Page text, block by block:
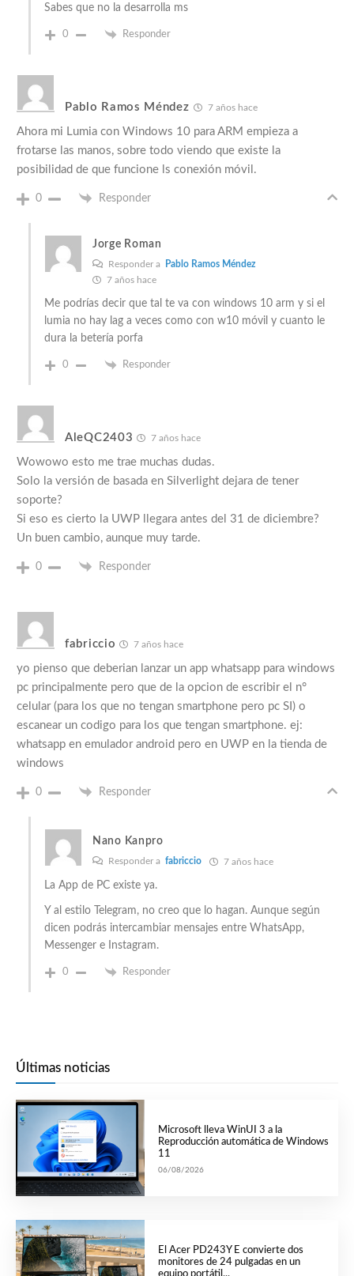
Sabes que no la desarrolla ms
0 Responder
Pablo Ramos Méndez 7 años hace
Ahora mi Lumia con Windows 10 para ARM empieza a
frotarse las manos, sobre todo viendo que existe la
posibilidad de que funcione ls conexión móvil.
0 Responder
Jorge Roman
Responder a
Pablo Ramos Méndez
7 años hace
Me podrías decir que tal te va con windows 10 arm y si el
lumia no hay lag a veces como con w10 móvil y cuanto le
dura la betería porfa
0 Responder
AleQC2403 7 años hace
Wowowo esto me trae muchas dudas.
Solo la versión de basada en Silverlight dejara de tener
soporte?
Si eso es cierto la UWP llegara antes del 31 de diciembre?
Un buen cambio, aunque muy tarde.
0 Responder
fabriccio 7 años hace
yo pienso que deberian lanzar un app whatsapp para windows
pc principalmente pero que de la opcion de escribir el n°
celular (para los que no tengan smartphone pero pc SI) o
escanear un codigo para los que tengan smartphone. ej:
whatsapp en emulador android pero en UWP en la tienda de
windows
0 Responder
Nano Kanpro
Responder a fabriccio 7 años hace
La App de PC existe ya.
Y al estilo Telegram, no creo que lo hagan. Aunque según
dicen podrás intercambiar mensajes entre WhatsApp,
Messenger e Instagram.
0 Responder
Últimas noticias
Microsoft lleva WinUI 3 a la
Reproducción automática de Windows
11
06/08/2026
El Acer PD243Y E convierte dos
monitores de 24 pulgadas en un